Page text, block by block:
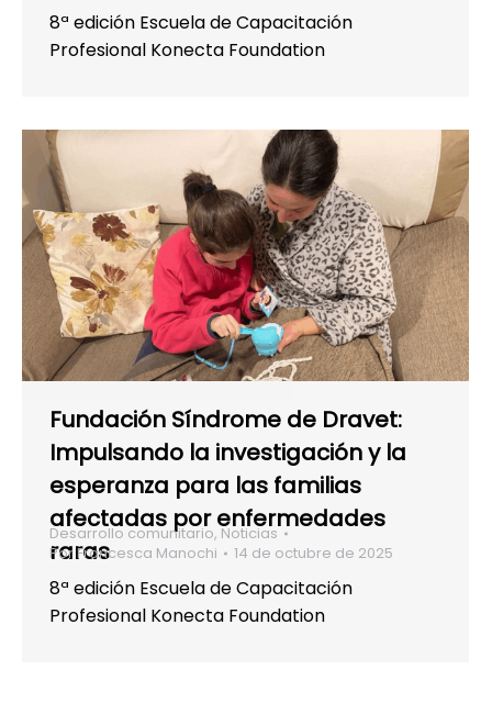
8ª edición Escuela de Capacitación
Profesional Konecta Foundation
Fundación Síndrome de Dravet:
Impulsando la investigación y la
esperanza para las familias
afectadas por enfermedades
raras
Desarrollo comunitario, Noticias
PorFrancesca Manochi 14 de octubre de 2025
8ª edición Escuela de Capacitación
Profesional Konecta Foundation